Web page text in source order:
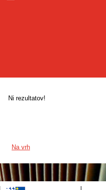
Ni rezultatov!
Na vrh